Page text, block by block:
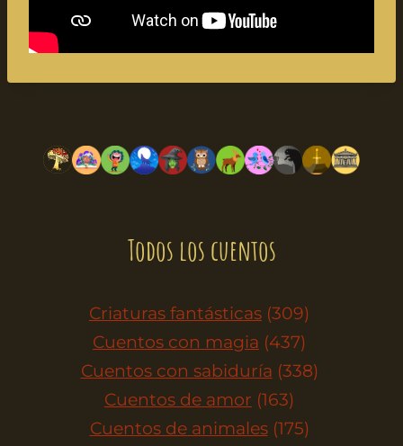
Todos los cuentos
Criaturas fantásticas (309)
Cuentos con magia (437)
Cuentos con sabiduría (338)
Cuentos de amor (163)
Cuentos de animales (175)